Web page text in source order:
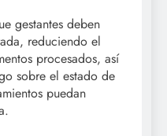
gestantes deben
reduciendo el
procesados, así
sobre el estado de
puedan